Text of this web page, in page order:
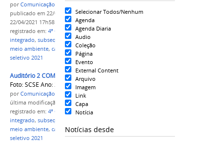
Selecionar Todos/Nenhum
Agenda
Agenda Diaria
Audio
Coleção
Página
Evento
External Content
Arquivo
Imagem
Link
Capa
Notícia
Notícias desde
porComunicação CPR
publicado em 22/04/2021—última modificaçãoem
22/04/2021 17h58
registrado em: 4ª CHAMADA,cursos técnicos
integrado, subsequente, administração
meio ambiente, campus Parintins
seletivo 2021
Auditório 2 COMPAC.jpg
Foto: SCSE Ano: 2019
porComunicação CPR
última modificação
em 22/04/2021 17h23
registrado em: 4ª CHAMADA,cursos técnicos
integrado, subsequente
meio ambiente, campus Parintins,IFAM,
seletivo 2021